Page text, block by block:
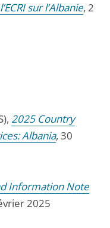
sur l’Albanie, 2
2025 Country
Albania, 30
Information Note
2025